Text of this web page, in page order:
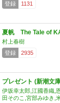
登録
1131
夏帆 The Tale of
村上春樹
登録
2935
プレゼント (新潮文
伊坂幸太郎,江國香織,
田そのこ,宮部みゆき,